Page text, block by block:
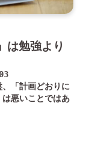
は勉強より
「計画どおりに
は悪いことではあ